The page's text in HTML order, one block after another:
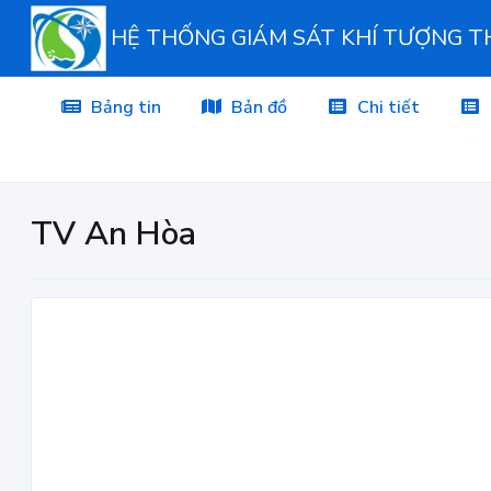
HỆ THỐNG GIÁM SÁT KHÍ TƯỢNG
Bảng tin Bản đồ Chi tiết
TV An Hòa